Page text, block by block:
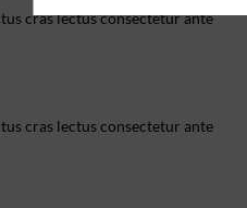
cras lectus consectetur ante
cras lectus consectetur ante